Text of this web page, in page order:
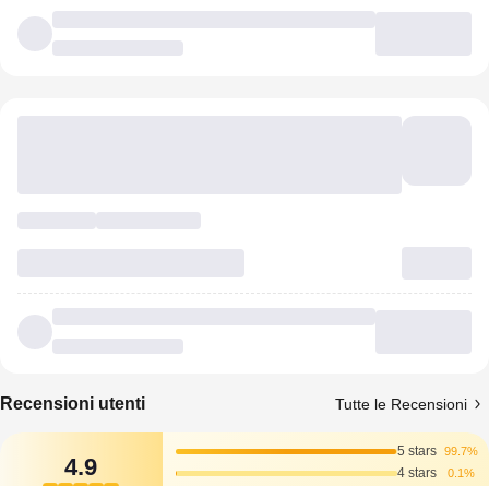
Recensioni utenti Tutte le Recensioni
4.9
5 stars 99.7%
4 stars 0.1%